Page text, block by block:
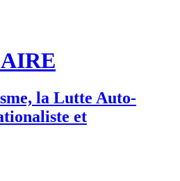
la Lutte Auto-
et